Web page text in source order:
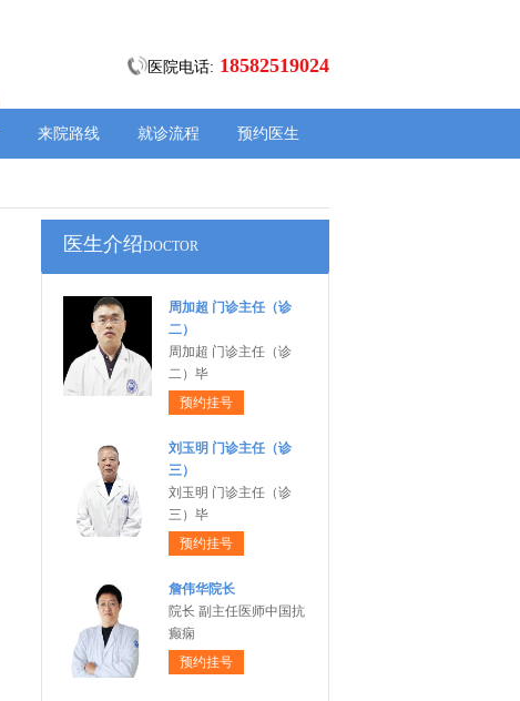
医院电话: 18582519024
来院路线 就诊流程 预约医生
医生介绍DOCTOR
周加超 门诊主任（诊
二）
周加超 门诊主任（诊
二）毕
预约挂号
刘玉明 门诊主任（诊
三）
刘玉明 门诊主任（诊
三）毕
预约挂号
詹伟华院长
院长 副主任医师中国抗
癫痫
预约挂号